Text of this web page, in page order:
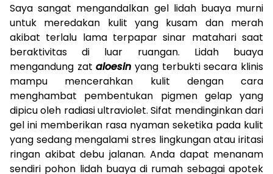
Saya sangat mengandalkan gel lidah buaya murni
untuk meredakan kulit yang kusam dan merah
akibat terlalu lama terpapar sinar matahari saat
beraktivitas di luar ruangan. Lidah buaya
mengandung zataloesin yang terbukti secara klinis
mampu mencerahkan kulit dengan cara
menghambat pembentukan pigmen gelap yang
dipicu oleh radiasi ultraviolet. Sifat mendinginkan dari
gel ini memberikan rasa nyaman seketika pada kulit
yang sedang mengalami stres lingkungan atau iritasi
ringan akibat debu jalanan. Anda dapat menanam
sendiri pohon lidah buaya di rumah sebagai apotek